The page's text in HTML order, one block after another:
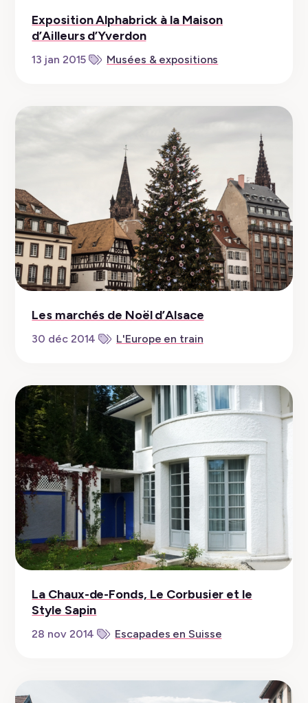
Exposition Alphabrick à la Maison
d’Ailleurs d’Yverdon
13 jan 2015 Musées & expositions
Les marchés de Noël d’Alsace
30 déc 2014 L'Europe en train
La Chaux-de-Fonds, Le Corbusier et le
Style Sapin
28 nov 2014 Escapades en Suisse